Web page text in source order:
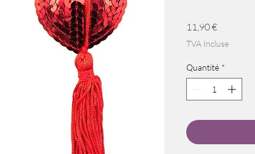
11,90 €Prix
TVA Incluse
Quantité *